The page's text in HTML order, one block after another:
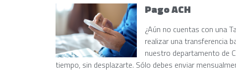
Pago ACH
¿Aún no cuentas con una
realizar una transferencia
nuestro departamento de
tiempo, sin desplazarte. Sólo debes enviar